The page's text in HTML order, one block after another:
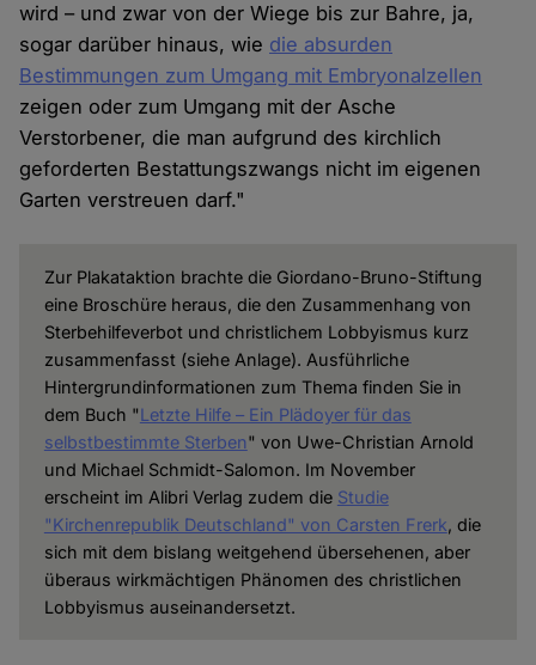
wird – und zwar von der Wiege bis zur Bahre, ja,
sogar darüber hinaus, wie die absurden
Bestimmungen zum Umgang mit Embryonalzellen
zeigen oder zum Umgang mit der Asche
Verstorbener, die man aufgrund des kirchlich
geforderten Bestattungszwangs nicht im eigenen
Garten verstreuen darf."
Zur Plakataktion brachte die Giordano-Bruno-Stiftung
eine Broschüre heraus, die den Zusammenhang von
Sterbehilfeverbot und christlichem Lobbyismus kurz
zusammenfasst (siehe Anlage). Ausführliche
Hintergrundinformationen zum Thema finden Sie in
dem Buch "Letzte Hilfe – Ein Plädoyer für das
selbstbestimmte Sterben" von Uwe-Christian Arnold
und Michael Schmidt-Salomon. Im November
erscheint im Alibri Verlag zudem die Studie
"Kirchenrepublik Deutschland" von Carsten Frerk, die
sich mit dem bislang weitgehend übersehenen, aber
überaus wirkmächtigen Phänomen des christlichen
Lobbyismus auseinandersetzt.